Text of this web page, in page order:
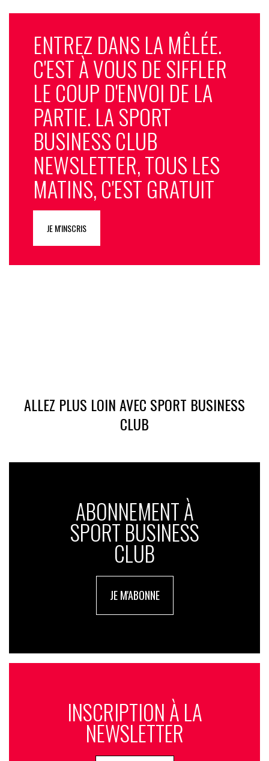
ENTREZ DANS LA MÊLÉE.
C'EST À VOUS DE SIFFLER
LE COUP D'ENVOI DE LA
PARTIE. LA SPORT
BUSINESS CLUB
NEWSLETTER, TOUS LES
MATINS, C'EST GRATUIT
JE M'INSCRIS
ALLEZ PLUS LOIN AVEC SPORT BUSINESS
CLUB
ABONNEMENT À
SPORT BUSINESS
CLUB
JE M'ABONNE
INSCRIPTION À LA
NEWSLETTER